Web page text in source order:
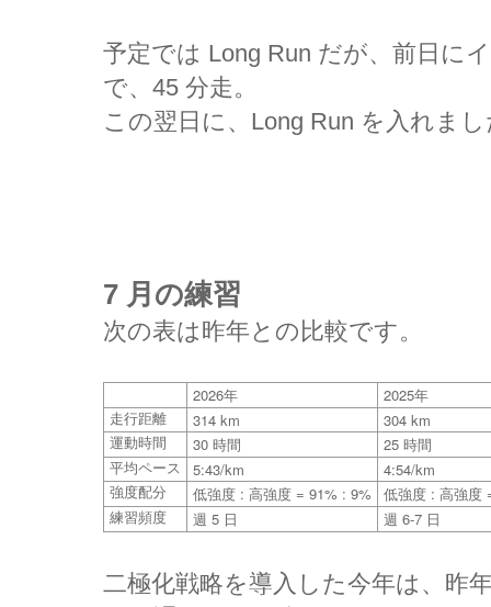
予定では Long Run だが、前日に
で、45 分走。
この翌日に、Long Run を入れま
7 月の練習
次の表は昨年との比較です。
2026年 2025年
走行距離
314 km 304 km
運動時間 30 時間 25 時間
平均ペース
5:43/km 4:54/km
強度配分 低強度 : 高強度 = 91% : 9% 低強度 : 高強度
練習頻度 週 5 日 週 6-7 日
二極化戦略を導入した今年は、昨